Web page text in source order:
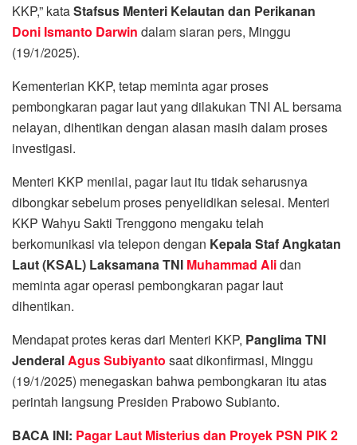
KKP,” kataStafsus Menteri Kelautan dan Perikanan
Doni Ismanto Darwin dalam siaran pers, Minggu
(19/1/2025).
Kementerian KKP, tetap meminta agar proses
pembongkaran pagar laut yang dilakukan TNI AL bersama
nelayan, dihentikan dengan alasan masih dalam proses
investigasi.
Menteri KKP menilai, pagar laut itu tidak seharusnya
dibongkar sebelum proses penyelidikan selesai. Menteri
KKP Wahyu Sakti Trenggono mengaku telah
berkomunikasi via telepon dengan Kepala Staf Angkatan
Laut (KSAL) Laksamana TNI Muhammad Alidan
meminta agar operasi pembongkaran pagar laut
dihentikan.
Mendapat protes keras dari Menteri KKP, Panglima TNI
JenderalAgus Subiyanto saat dikonfirmasi, Minggu
(19/1/2025) menegaskan bahwa pembongkaran itu atas
perintah langsung Presiden Prabowo Subianto.
BACA INI: Pagar Laut Misterius dan Proyek PSN PIK 2